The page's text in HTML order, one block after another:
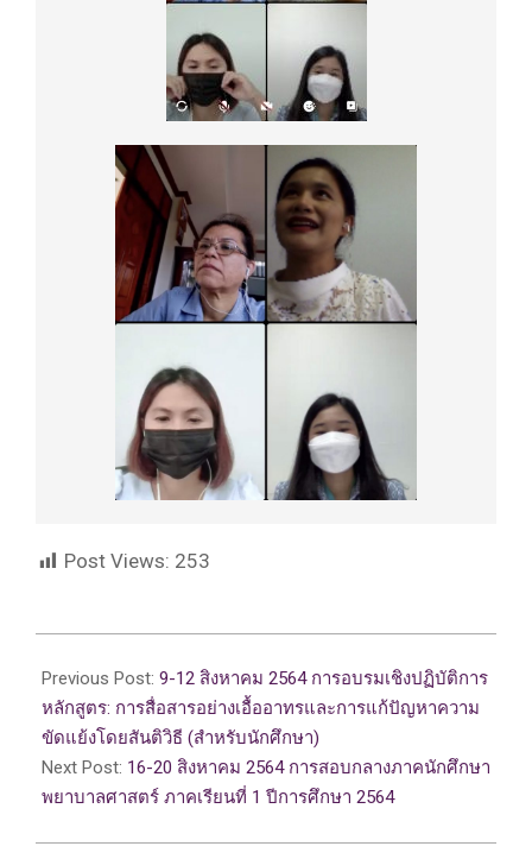
Post Views: 253
08-
13
Previous Post: 9-12 สิงหาคม 2564 การอบรมเชิงปฏิบัติการ
หลักสูตร: การสื่อสารอย่างเอื้ออาทรและการแก้ปัญหาความ
ขัดแย้งโดยสันติวิธี (สำหรับนักศึกษา)
Next Post: 16-20 สิงหาคม 2564 การสอบกลางภาคนักศึกษา
พยาบาลศาสตร์ ภาคเรียนที่ 1 ปีการศึกษา 2564